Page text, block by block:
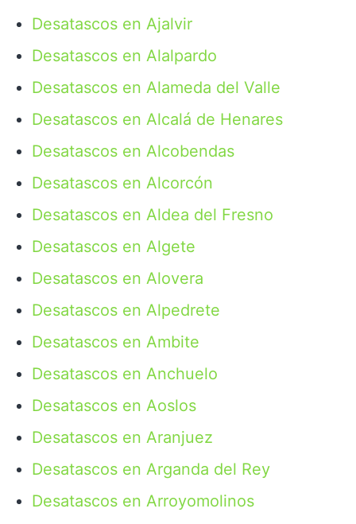
Desatascos en Ajalvir
Desatascos en Alalpardo
Desatascos en Alameda del Valle
Desatascos en Alcalá de Henares
Desatascos en Alcobendas
Desatascos en Alcorcón
Desatascos en Aldea del Fresno
Desatascos en Algete
Desatascos en Alovera
Desatascos en Alpedrete
Desatascos en Ambite
Desatascos en Anchuelo
Desatascos en Aoslos
Desatascos en Aranjuez
Desatascos en Arganda del Rey
Desatascos en Arroyomolinos